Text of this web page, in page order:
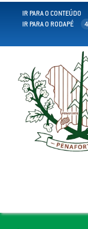
IR PARA O CONTEÚDO
IR PARA O RODAPÉ
4